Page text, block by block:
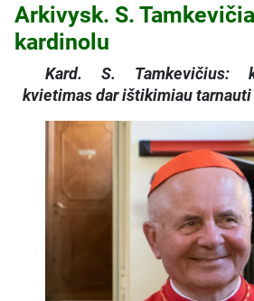
Arkivysk. S.
kardinolu
Kard. S. Tamkevičius:
kvietimas dar ištikimiau